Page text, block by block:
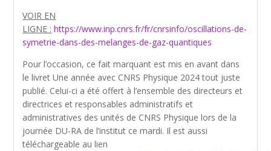
VOIR EN
LIGNE : https://www.inp.cnrs.fr/fr/cnrsinfo/oscillations-de-
symetrie-dans-des-melanges-de-gaz-quantiques
Pour l’occasion, ce fait marquant est mis en avant dans
le livret Une année avec CNRS Physique 2024 tout juste
publié. Celui-ci a été offert à l’ensemble des directeurs et
directrices et responsables administratifs et
administratives des unités de CNRS Physique lors de la
journée DU-RA de l’institut ce mardi. Il est aussi
téléchargeable au lien